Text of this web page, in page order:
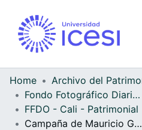
Home
Fondo Fotográfico Diario Occidente
FFDO - Cali - Patrimonial
Campaña de Mauricio Guzmán Cuevas